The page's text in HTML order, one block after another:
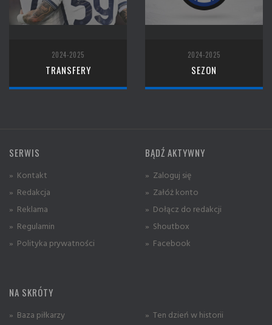
2024-2025
TRANSFERY
2024-2025
SEZON
SERWIS
» Kontakt
» Redakcja
» Reklama
» Regulamin
» Polityka prywatności
BĄDŹ AKTYWNY
» Zaloguj się
» Załóż konto
» Dołącz do redakcji
» Shoutbox
» Facebook
NA SKRÓTY
» Baza piłkarzy
» Ten dzień w historii